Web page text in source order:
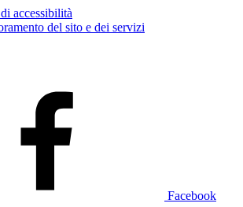
accessibilità
del sito e dei servizi
Facebook